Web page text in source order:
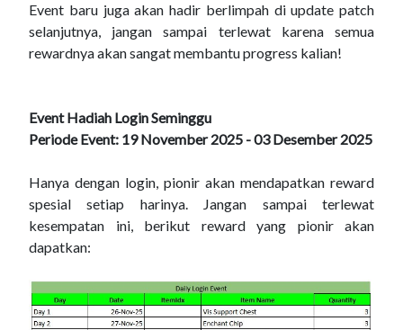
Event baru juga akan hadir berlimpah di update patch
selanjutnya, jangan sampai terlewat karena semua
rewardnya akan sangat membantu progress kalian!
Event Hadiah Login Seminggu
Periode Event: 19 November 2025 - 03 Desember 2025
Hanya dengan login, pionir akan mendapatkan reward
spesial setiap harinya. Jangan sampai terlewat
kesempatan ini, berikut reward yang pionir akan
dapatkan: